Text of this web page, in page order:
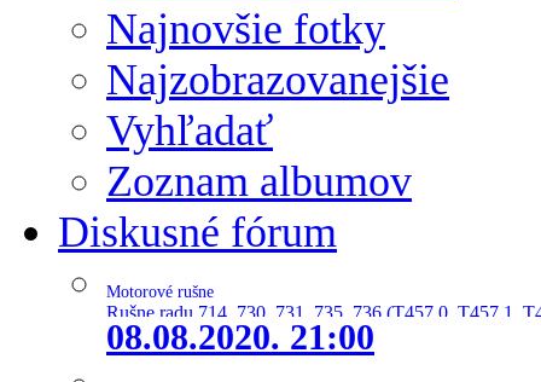
Najnovšie fotky
Najzobrazovanejšie
Vyhľadať
Zoznam albumov
Diskusné fórum
Motorové rušne
Rušne radu 714, 730, 731, 735, 736 (T457.0, T457.1,
08.08.2020. 21:00